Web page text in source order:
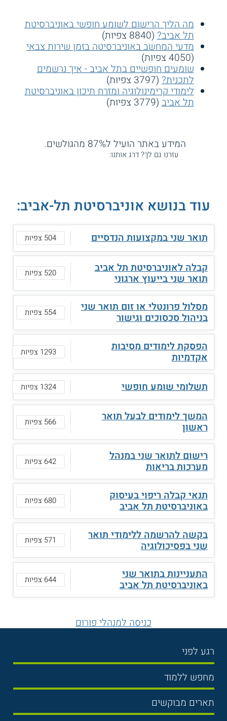
מה הליך הרישום לשומע חופשי באוניברסיטת
תל אביב?(8840 צפיות)
מדעי המחשב באוניברסיטה בזמן שירות צבאי
(4050 צפיות)
שומעים חופשיים בתל אביב - איך נרשמים
לתכנית?(3797 צפיות)
לימודי קרימינולוגיה ומזרח תיכון באוניברסיטת
תל אביב(3779 צפיות)
המידע באתר הועיל ל87% מהגולשים.
עזרנו גם לך? דרג אותנו:
עוד בנושא אוניברסיטת תל-אביב:
תואר שני במקצועות הנדסיים 504 צפיות
קבלה לאוניברסיטת תל אביב
תואר שני בייעוץ ארגוני 520 צפיות
מסלול פרונטלי או זום תואר שני
בניהול סכסוכים וגישור 554 צפיות
הפסקת לימודים מסיבות
אקדמיות 1293 צפיות
תשלומי שומע חופשי 1324 צפיות
המשך לימודים לבעל תואר
ראשון 566 צפיות
רישום לתואר שני במנהל
מערכות בריאות 642 צפיות
תנאי קבלה ריפוי בעיסוק
באוניברסיטת תל אביב 680 צפיות
בקשה להרשמה ללימודי תואר
שני בפסיכולוגיה 571 צפיות
התעניינות בתואר שני
באוניברסיטת תל אביב 644 צפיות
כניסה למנהלי פורום
רגע לפני
בחירת לימודים
תנאי קבלה
שכר לימוד
מחפש ללמוד
תואר ראשון
תואר שני
תארים מבוקשים